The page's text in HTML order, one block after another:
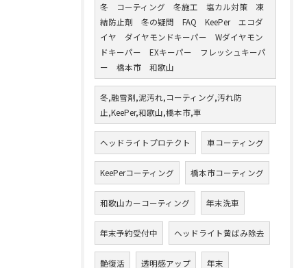
冬 コーティング 冬施工 塩カル対策 凍
結防止剤 冬の疑問 FAQ KeePer エコダ
イヤ ダイヤモンドキーパー Wダイヤモン
ドキーパー EXキーパー フレッシュキーパ
ー 橋本市 和歌山
冬,融雪剤,泥汚れ,コーティング,汚れ防
止,KeePer,和歌山,橋本市,車
ヘッドライトプロテクト 車コーティング
KeePerコーティング 橋本市コーティング
和歌山カーコーティング 年末洗車
年末予約受付中 ヘッドライト黄ばみ除去
艶復活 透明感アップ 年末